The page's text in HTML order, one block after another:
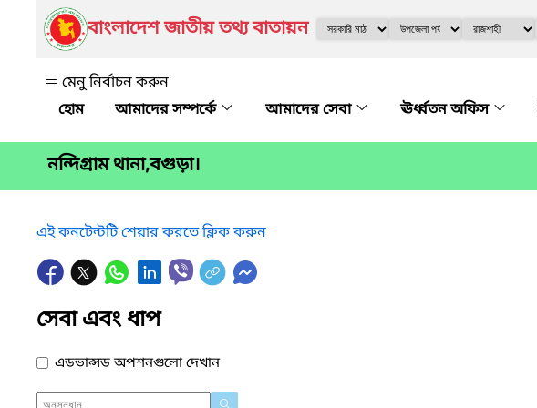
বাংলাদেশ জাতীয় তথ্য বাতায়ন
মেনু নির্বাচন করুন
আমাদের সম্পর্কে
আমাদের সেবা ঊর্ধ্বতন অফিস
নন্দিগ্রাম থানা,বগুড়া।
এই কনটেন্টটি শেয়ার করতে ক্লিক করুন
সেবা এবং ধাপ
এডভান্সড অপশনগুলো দেখান